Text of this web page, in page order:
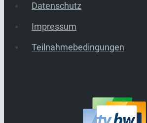
Datenschutz
Impressum
Teilnahmebedingungen